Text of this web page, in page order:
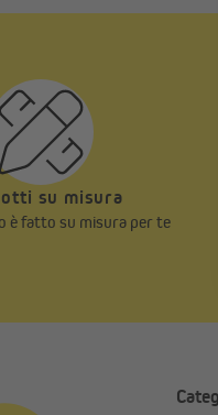
su misura
è fatto su misura per te